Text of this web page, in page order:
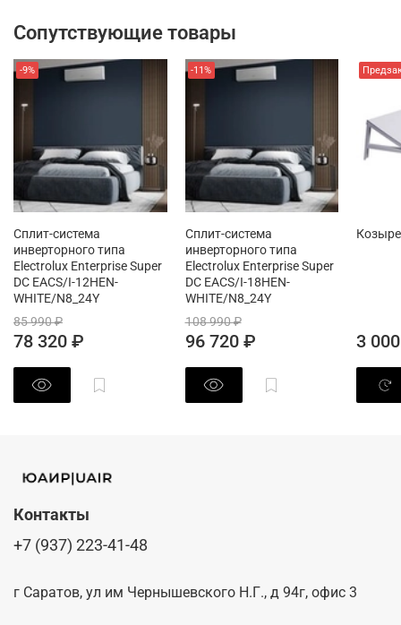
Сопутствующие товары
-9%
Сплит-система
инверторного типа
Electrolux Enterprise Super
DC EACS/I-12HEN-
WHITE/N8_24Y
85 990 ₽
78 320 ₽
-11%
Сплит-система
инверторного типа
Electrolux Enterprise Super
DC EACS/I-18HEN-
WHITE/N8_24Y
108 990 ₽
96 720 ₽ 3
Контакты
+7 (937) 223-41-48
г Саратов, ул им Чернышевского Н.Г., д 94г, офис 3